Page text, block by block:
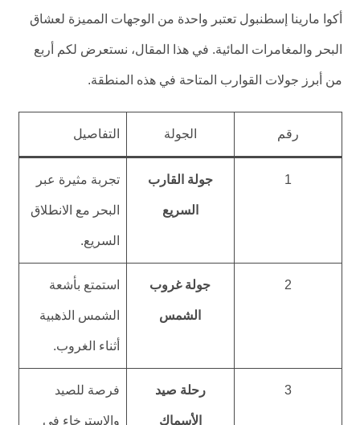
أكوا مارينا إسطنبول تعتبر واحدة من الوجهات المميزة لعشاق
البحر والمغامرات المائية. في هذا المقال، نستعرض لكم أربع
من أبرز جولات القوارب المتاحة في هذه المنطقة.
رقم الجولة التفاصيل
1 جولة القارب
السريع
تجربة مثيرة عبر
البحر مع الانطلاق
السريع.
2 جولة غروب
الشمس
استمتع بأشعة
الشمس الذهبية
أثناء الغروب.
3 رحلة صيد
الأسماك
فرصة للصيد
والاسترخاء في